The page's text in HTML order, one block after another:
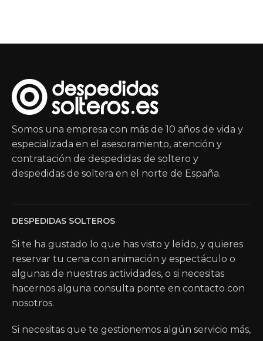
Somos una empresa con más de 10 años de vida y
especializada en el asesoramiento, atención y
contratación de despedidas de soltero y
despedidas de soltera en el norte de España.
DESPEDIDAS SOLTEROS
Si te ha gustado lo que has visto y leído, y quieres
reservar tu cena con animación y espectáculo o
algunas de nuestras actividades, o si necesitas
hacernos alguna consulta ponte en contacto con
nosotros.
Si necesitas que te gestionemos algún servicio más,